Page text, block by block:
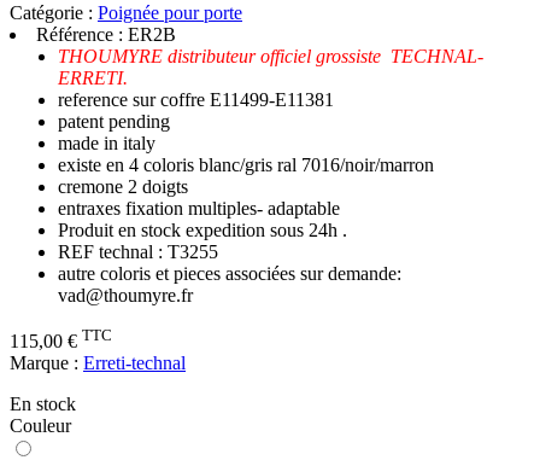
Catégorie : Poignée pour porte
Référence : ER2B
THOUMYRE distributeur officiel grossiste TECHNAL-
ERRETI.
reference sur coffre E11499-E11381
patent pending
made in italy
existe en 4 coloris blanc/gris ral 7016/noir/marron
cremone 2 doigts
entraxes fixation multiples- adaptable
Produit en stock expedition sous 24h .
REF technal : T3255
autre coloris et pieces associées sur demande:
vad@thoumyre.fr
115,00 € TTC
Marque : Erreti-technal
En stock
Couleur